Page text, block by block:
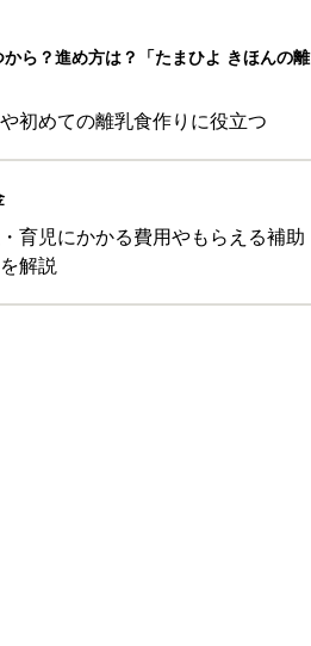
ら？進め方は？「たまひよ きほんの離
初めての離乳食作りに役立つ
育児にかかる費用やもらえる補助
解説